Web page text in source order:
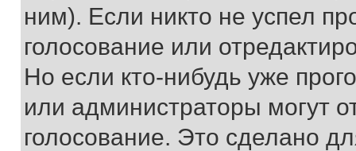
ним). Если никто не успел
голосование или
Но если кто-нибудь уже
или администраторы могут
голосование. Это сделано